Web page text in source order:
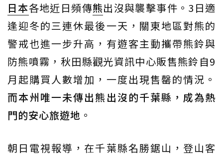
日本各地近日頻傳熊出沒與襲擊事件。3日適
逢迎冬的三連休最後一天，關東地區對熊的
警戒也進一步升高，有遊客主動攜帶熊鈴與
防熊噴霧，秋田縣觀光資訊中心販售熊鈴自9
月起購買人數增加，一度出現售罄的情況。
而本州唯一未傳出熊出沒的千葉縣，成為熱
門的安心旅遊地 。
朝日電視報導，在千葉縣名勝鋸山，登山客